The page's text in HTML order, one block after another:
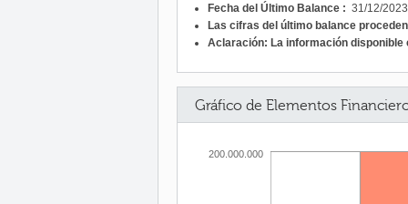
Fecha del Último Balance : 31/12/2023
Las cifras del último balance
Aclaración: La información
Gráfico de Elementos
200.000.000